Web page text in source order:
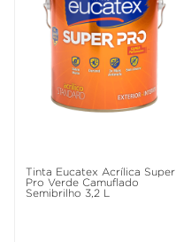
Tinta Eucatex Acrílica Super
Pro Verde Camuflado
Semibrilho 3,2 L